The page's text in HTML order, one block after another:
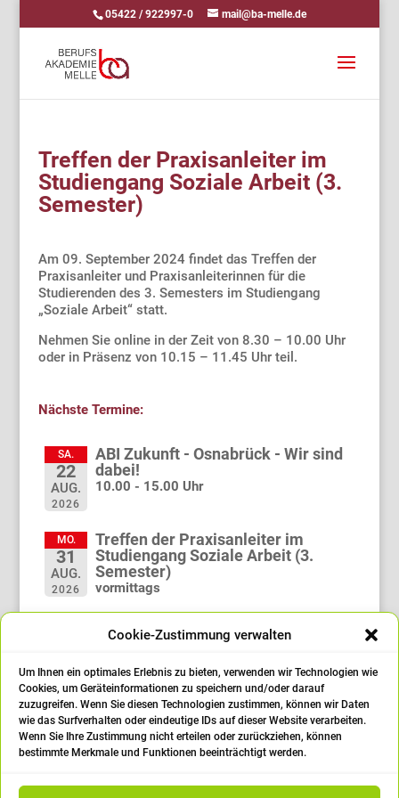
Cookie-Zustimmung verwalten
Um Ihnen ein optimales Erlebnis zu bieten, verwenden wir Technologien wie
Cookies, um Geräteinformationen zu speichern und/oder darauf
zuzugreifen. Wenn Sie diesen Technologien zustimmen, können wir Daten
wie das Surfverhalten oder eindeutige IDs auf dieser Website verarbeiten.
Wenn Sie Ihre Zustimmung nicht erteilen oder zurückziehen, können
bestimmte Merkmale und Funktionen beeinträchtigt werden.
05422 / 922997-0 mail@ba-melle.de
Treffen der Praxisanleiter im
Studiengang Soziale Arbeit (3.
Semester)
Am 09. September 2024 findet das Treffen der
Praxisanleiter und Praxisanleiterinnen für die
Studierenden des 3. Semesters im Studiengang
„Soziale Arbeit“ statt.
Nehmen Sie online in der Zeit von 8.30 – 10.00 Uhr
oder in Präsenz von 10.15 – 11.45 Uhr teil.
Nächste Termine:
SA.
22
AUG.
2026
ABI Zukunft - Osnabrück - Wir sind
dabei!
10.00 - 15.00 Uhr
MO.
31
AUG.
2026
Treffen der Praxisanleiter im
Studiengang Soziale Arbeit (3.
Semester)
vormittags
2026
Treffen der Praxisanleiter im
Studiengang Soziale Arbeit (1.
vormittags
FR.
25
SEP.
Abschlussfeier
14:00 Uhr